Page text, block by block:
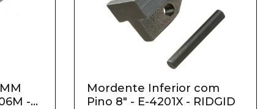
-
Mordente Inferior com
Pino 8" - E-4201X - RIDGID